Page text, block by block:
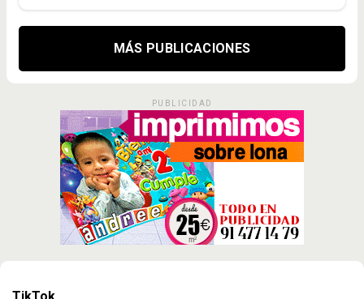
MÁS PUBLICACIONES
PUBLICIDAD